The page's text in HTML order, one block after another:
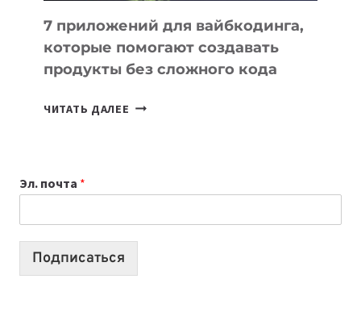
7 приложений для вайбкодинга,
которые помогают создавать
продукты без сложного кода
ЧИТАТЬ ДАЛЕЕ 7
СОЗДАВАТЬ
ПРОДУКТЫ
Эл. почта *
Подписаться